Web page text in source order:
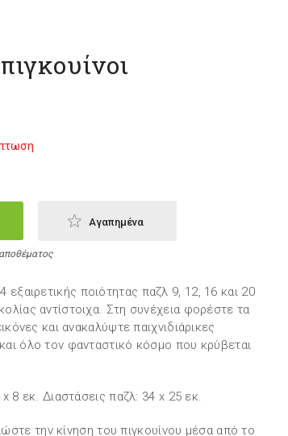
Αγαπημένα
εξαιρετικής ποιότητας παζλ 9, 12, 16 και 20
αντίστοιχα. Στη συνέχεια φορέστε τα
και ανακαλύψτε παιχνιδιάρικες
όλο τον φανταστικό κόσμο που κρύβεται
8 εκ. Διαστάσεις παζλ: 34 x 25 εκ.
την κίνηση του πιγκουίνου μέσα από το